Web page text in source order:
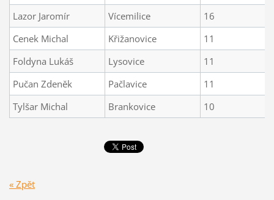
Lazor Jaromír
Vícemilice
16
Cenek Michal
Křižanovice
11
Foldyna Lukáš
Lysovice
11
Pučan Zdeněk
Pačlavice
11
Tylšar Michal
Brankovice 10
« Zpět